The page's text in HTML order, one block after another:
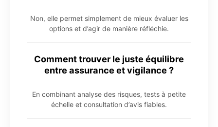
Non, elle permet simplement de mieux évaluer les
options et d’agir de manière réfléchie.
Comment trouver le juste équilibre
entre assurance et vigilance ?
En combinant analyse des risques, tests à petite
échelle et consultation d’avis fiables.